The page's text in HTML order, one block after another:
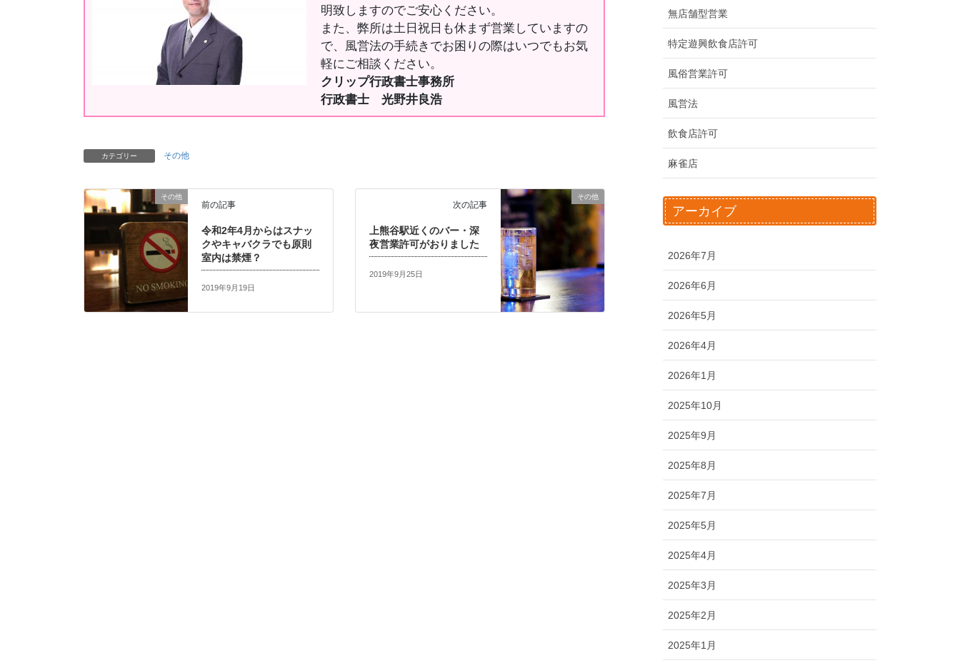
明致しますのでご安心ください。
また、弊所は土日祝日も休まず営業していますの
で、風営法の手続きでお困りの際はいつでもお気
軽にご相談ください。
クリップ行政書士事務所
行政書士 光野井良浩
カテゴリー その他
その他
前の記事
令和2年4月からはスナッ
クやキャバクラでも原則
室内は禁煙？
2019年9月19日
その他
次の記事
上熊谷駅近くのバー・深
夜営業許可がおりました
2019年9月25日
無店舗型営業
特定遊興飲食店許可
風俗営業許可
風営法
飲食店許可
麻雀店
アーカイブ
2026年7月
2026年6月
2026年5月
2026年4月
2026年1月
2025年10月
2025年9月
2025年8月
2025年7月
2025年5月
2025年4月
2025年3月
2025年2月
2025年1月